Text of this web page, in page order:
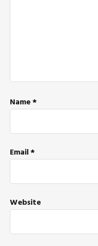
Name*
Email*
Website